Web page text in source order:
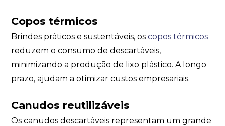
Copos térmicos
Brindes práticos e sustentáveis, oscopos térmicos
reduzem o consumo de descartáveis,
minimizando a produção de lixo plástico. A longo
prazo, ajudam a otimizar custos empresariais.
Canudos reutilizáveis
Os canudos descartáveis representam um grande